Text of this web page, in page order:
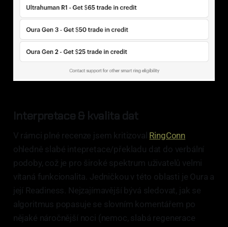
Interpretace & kvalita dat
V rámci plné recenze jsem kritizoval RingConn
ohledně slabé intepretace/překladu dat do verbální
podoby, což je pro široké spektrum uživatelů velmi
vítaná funkcionalita. Jedničkou v této oblasti je Oura a
její Readiness. Nejzajímavější bývá sledovat, jak se
algoritmus popasuje se slovním komentářem po
nějaké náročnější noci (nemoc, slabá regenerace